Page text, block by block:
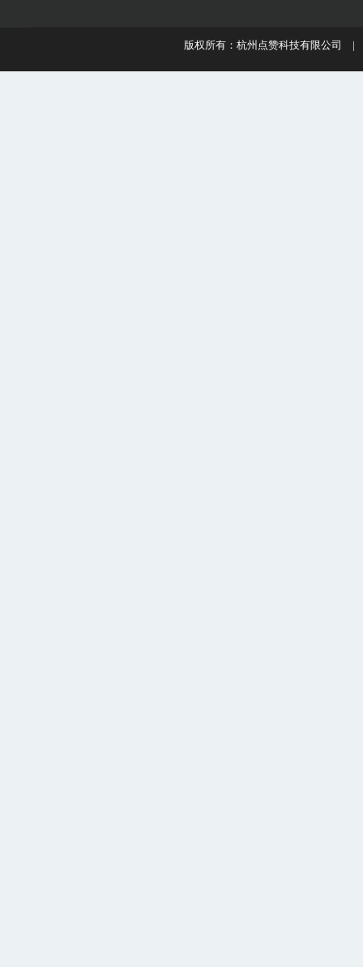
版权所有：杭州点赞科技有限公司